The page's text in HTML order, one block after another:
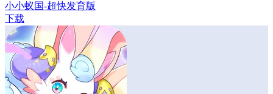
小小蚁国-超快发育版
下载